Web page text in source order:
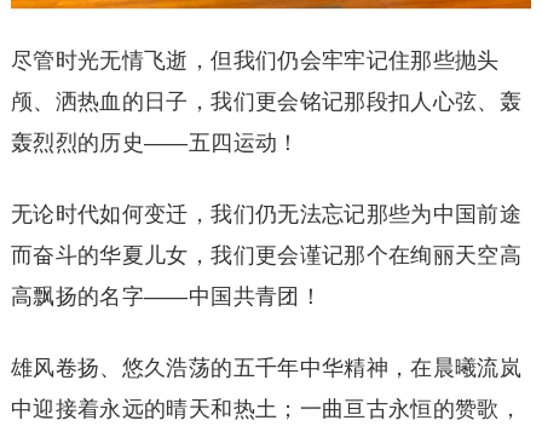
尽管时光无情飞逝，但我们仍会牢牢记住那些抛头
颅、洒热血的日子，我们更会铭记那段扣人心弦、轰
轰烈烈的历史——五四运动！
无论时代如何变迁，我们仍无法忘记那些为中国前途
而奋斗的华夏儿女，我们更会谨记那个在绚丽天空高
高飘扬的名字——中国共青团！
雄风卷扬、悠久浩荡的五千年中华精神，在晨曦流岚
中迎接着永远的晴天和热土；一曲亘古永恒的赞歌，